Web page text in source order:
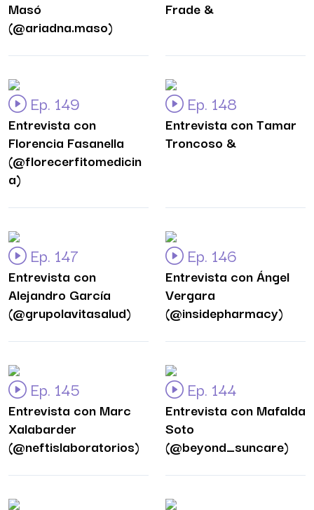
Masó
(@ariadna.maso)
Frade &
Ep. 149
Entrevista con
Florencia Fasanella
(@florecerfitomedicin
a)
Ep. 148
Entrevista con Tamar
Troncoso &
Ep. 147
Entrevista con
Alejandro García
(@grupolavitasalud)
Ep. 146
Entrevista con Ángel
Vergara
(@insidepharmacy)
Ep. 145
Entrevista con Marc
Xalabarder
(@neftislaboratorios)
Ep. 144
Entrevista con Mafalda
Soto
(@beyond_suncare)